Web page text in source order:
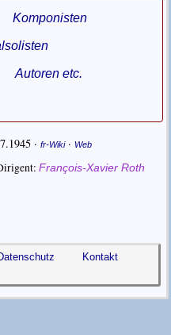
Komponisten
Autoren etc.
·fr-Wiki· Web
François-Xavier Roth
Kontakt